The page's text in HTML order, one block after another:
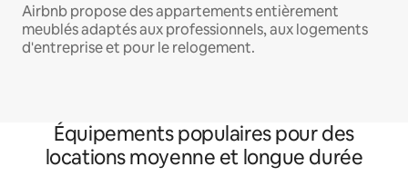
Airbnb propose des appartements entièrement
meublés adaptés aux professionnels, aux logements
d'entreprise et pour le relogement.
Équipements populaires pour des
locations moyenne et longue durée